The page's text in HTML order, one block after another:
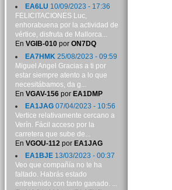
EA6LU 10/09/2023 - 17:36
FELICITACIONES Luc,
enhorabuena por la actividad de
vértice, disfruta de Mallorca...
En VGIB-010por ON7DQ
EA7HMK 25/08/2023 - 09:59
Miguel Angel Gracias a ti por
estar siempre atento a lo que
necesitábamos, da g...
En VGAV-156por EA1DMP
EA1JAG07/04/2023 - 10:56
Vertice relativamente cercano a
Verín. Fácil acceso por la
carretera que sube de...
En VGOU-112por EA1JAG
EA1BJE13/03/2023 - 00:37
Veo que compañía no te ha
faltado. Habrás estado
entretenido con tanto ganado. ...